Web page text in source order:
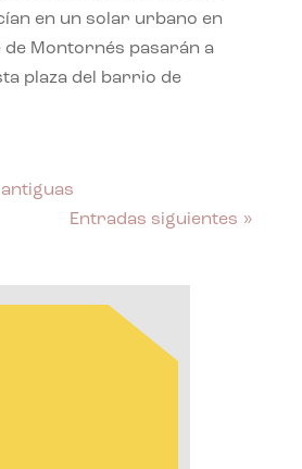
en un solar urbano en
de Montornés pasarán a
plaza del barrio de
Entradas siguientes »